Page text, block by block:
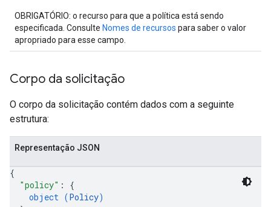
OBRIGATÓRIO: o recurso para que a política está sendo
especificada. Consulte Nomes de recursos para saber o valor
apropriado para esse campo.
Corpo da solicitação
O corpo da solicitação contém dados com a seguinte
estrutura:
Representação JSON
{
"policy" : {
object (Policy)